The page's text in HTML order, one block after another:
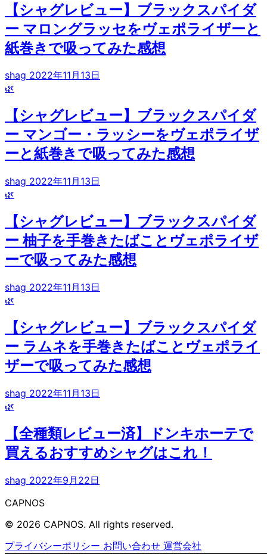
【シャグレビュー】ブラックスパイダ
ー マロングラッセをヴェポライザーと
紙巻きで吸ってみた感想
shag 2022年11月13日
🌿
【シャグレビュー】ブラックスパイダ
ー マンゴー・ラッシーをヴェポライザ
ーと紙巻きで吸ってみた感想
shag 2022年11月13日
🌿
【シャグレビュー】ブラックスパイダ
ー 柚子を手巻きたばことヴェポライザ
ーで吸ってみた感想
shag 2022年11月13日
🌿
【シャグレビュー】ブラックスパイダ
ー ラムネを手巻きたばことヴェポライ
ザーで吸ってみた感想
shag 2022年11月13日
🌿
【全種類レビュー済】ドンキホーテで
買えるおすすめシャグはこれ！
shag 2022年9月22日
CAPNOS
© 2026 CAPNOS. All rights reserved.
プライバシーポリシー お問い合わせ 運営会社